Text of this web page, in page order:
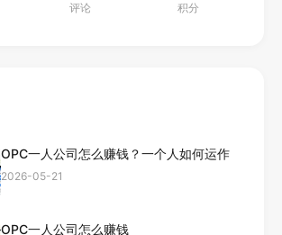
评论 积分
OPC一人公司怎么赚钱？一个人如何运作
2026-05-21
OPC一人公司怎么赚钱